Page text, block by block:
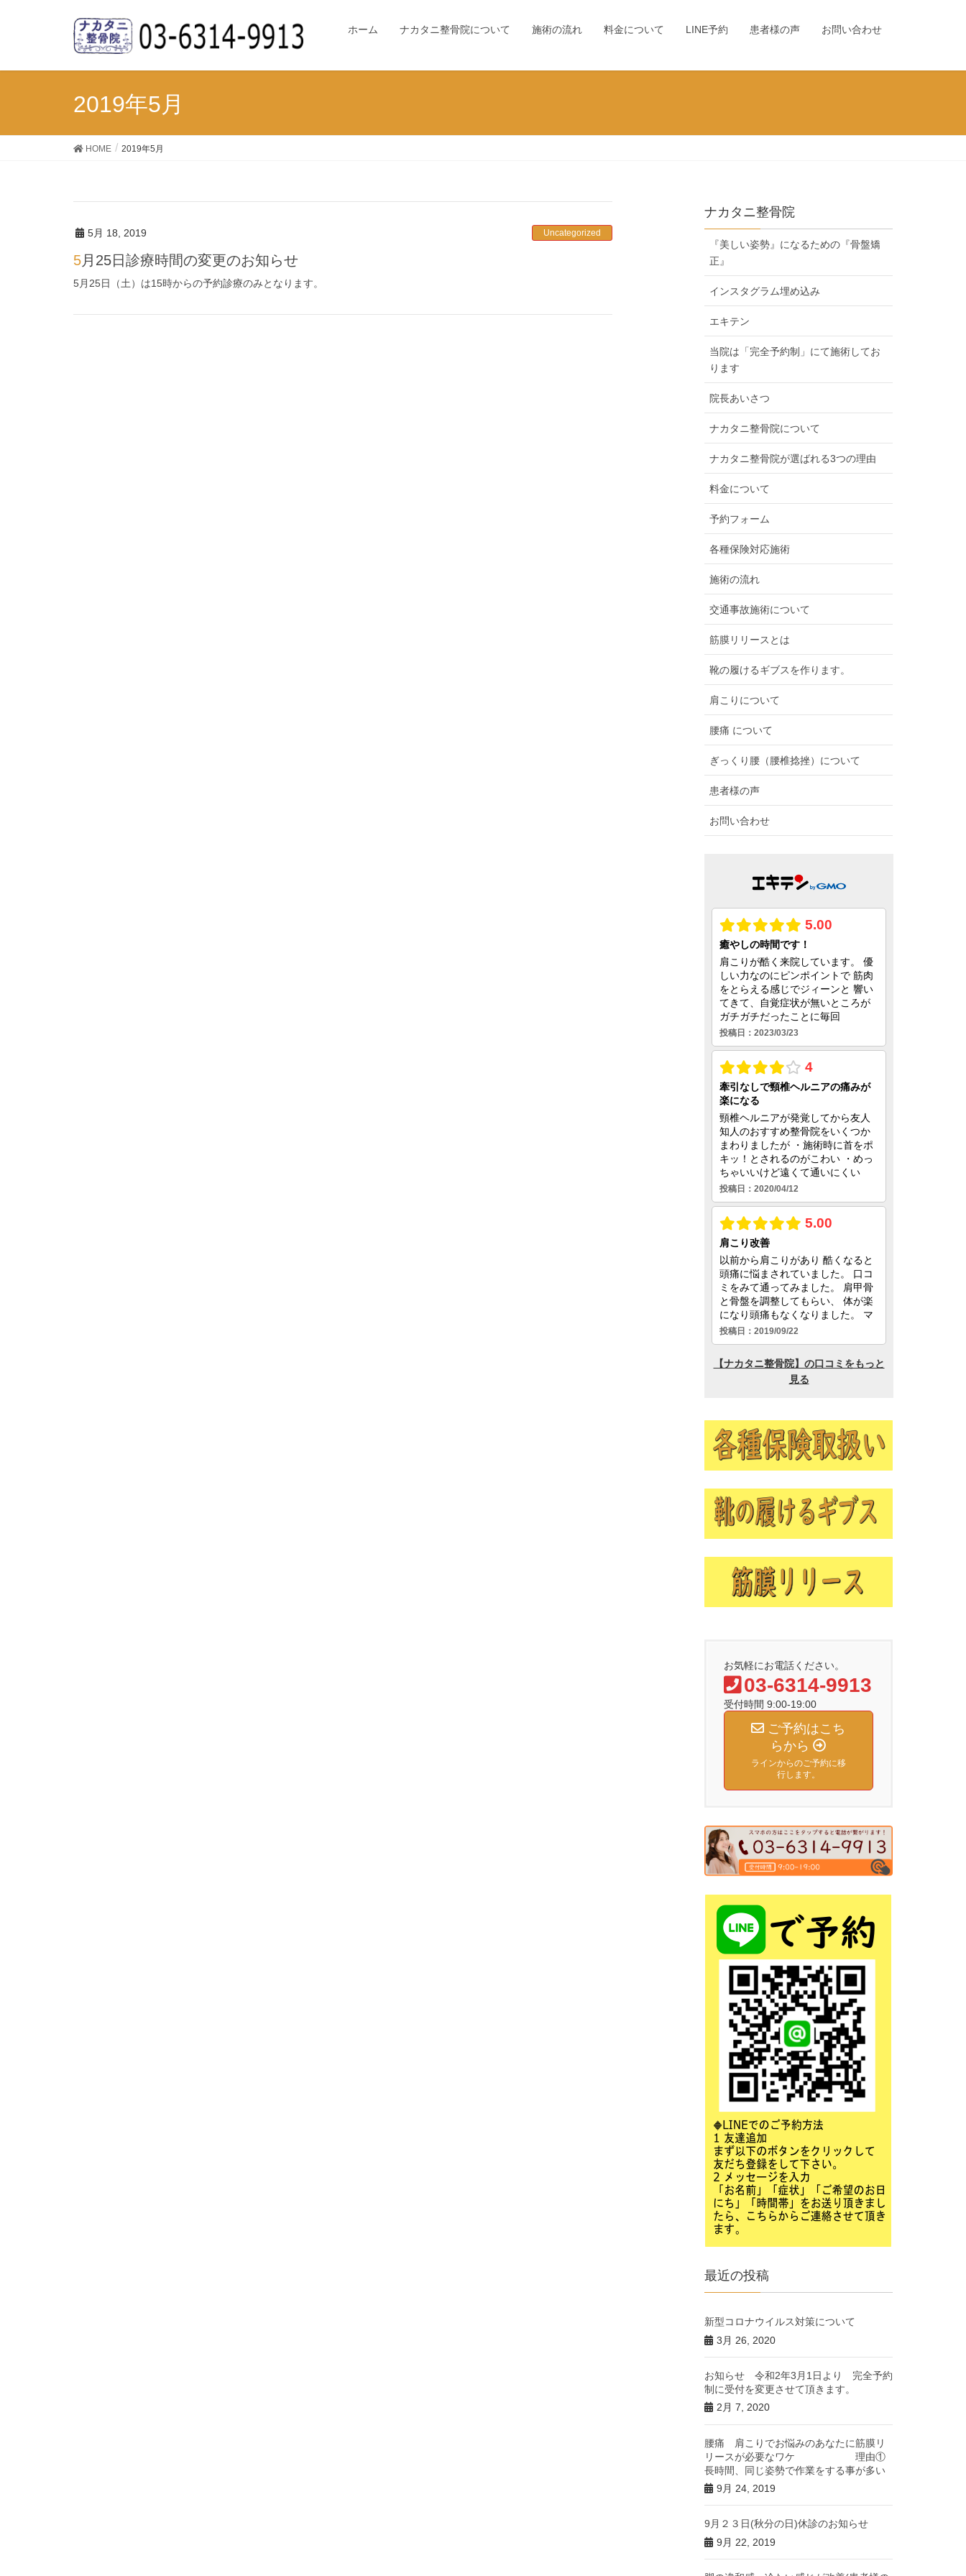
ホーム ナカタニ整骨院について 施術の流れ 料金について LINE予約 患者様の声 お問い合わせ
2019年5月
HOME 2019年5月
5月 18, 2019 Uncategorized
5月25日診療時間の変更のお知らせ
5月25日（土）は15時からの予約診療のみとなります。
ナカタニ整骨院
『美しい姿勢』になるための『骨盤矯
正』
インスタグラム埋め込み
エキテン
当院は「完全予約制」にて施術してお
ります
院長あいさつ
ナカタニ整骨院について
ナカタニ整骨院が選ばれる3つの理由
料金について
予約フォーム
各種保険対応施術
施術の流れ
交通事故施術について
筋膜リリースとは
靴の履けるギブスを作ります。
肩こりについて
腰痛 について
ぎっくり腰（腰椎捻挫）について
患者様の声
お問い合わせ
お気軽にお電話ください。
03-6314-9913
受付時間 9:00-19:00
ご予約はこち
らから
ラインからのご予約に移
行します。
最近の投稿
新型コロナウイルス対策について
3月 26, 2020
お知らせ 令和2年3月1日より 完全予約
制に受付を変更させて頂きます。
2月 7, 2020
腰痛 肩こりでお悩みのあなたに筋膜リ
リースが必要なワケ 理由①
長時間、同じ姿勢で作業をする事が多い
9月 24, 2019
9月２３日(秋分の日)休診のお知らせ
9月 22, 2019